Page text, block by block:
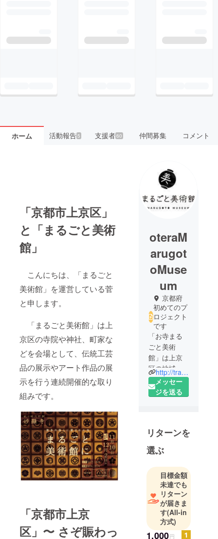
ホーム 活動報告5 支援者60 仲間募集 コメント
「京都市上京区」
と「まるごと美術
館」
こんにちは、「まるごと
美術館」を運営している菅
と申します。
「まるごと美術館」は上
京区の寺院や神社、町家な
どを会場として、伝統工芸
品の展示やアート作品の展
示を行う連続開催的な取り
組みです。
「京都市上京
区」〜 さぞ賑わっ
oteraM
arugot
oMuse
um
京都府
初めてのプ
ロジェクト
です
「お寺まる
ごと美術
館」は上京
区の地域活
性化を行っ
ている任意
お寺・神
社・町家で
美術品展示
と特別拝観
を行い「地
域貢献」
「文化財の
保護」「人
材の発掘」
http://tradi-jp.com/temp/otera_marugoto_mesume.pdf
メッセー
ジを送る
リターンを
選ぶ
目標金額
未達でも
リターン
が届きま
す(All-in
方式)
1,000円